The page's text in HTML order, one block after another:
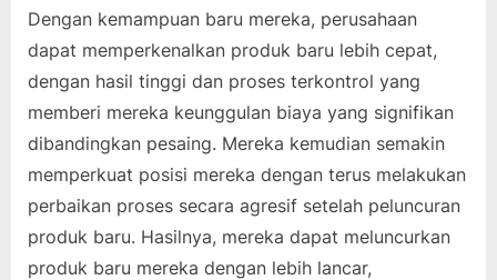
Dengan kemampuan baru mereka, perusahaan
dapat memperkenalkan produk baru lebih cepat,
dengan hasil tinggi dan proses terkontrol yang
memberi mereka keunggulan biaya yang signifikan
dibandingkan pesaing. Mereka kemudian semakin
memperkuat posisi mereka dengan terus melakukan
perbaikan proses secara agresif setelah peluncuran
produk baru. Hasilnya, mereka dapat meluncurkan
produk baru mereka dengan lebih lancar,